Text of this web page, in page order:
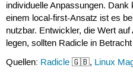
individuelle Anpassungen.
einem local-first-Ansatz ist es
nutzbar. Entwickler, die Wert
legen, sollten Radicle in
Quellen: Radicle🇬🇧, Linux